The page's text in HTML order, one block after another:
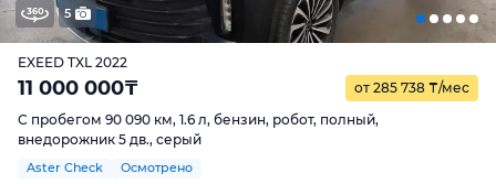
5
EXEED TXL 2022
11 000 000₸ от 285 738 ₸/мес
С пробегом 90 090 км, 1.6 л, бензин, робот, полный,
внедорожник 5 дв., серый
Aster Check Осмотрено